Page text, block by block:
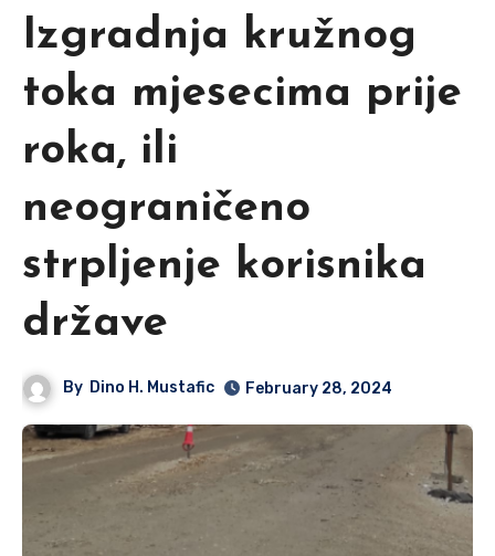
Izgradnja kružnog
toka mjesecima prije
roka, ili
neograničeno
strpljenje korisnika
države
By Dino H. Mustafic February 28, 2024